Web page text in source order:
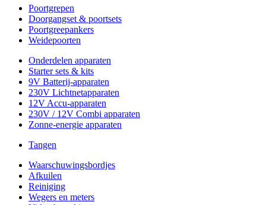
Poortgrepen
Doorgangset & poortsets
Poortgreepankers
Weidepoorten
Onderdelen apparaten
Starter sets & kits
9V Batterij-apparaten
230V Lichtnetapparaten
12V Accu-apparaten
230V / 12V Combi apparaten
Zonne-energie apparaten
Tangen
Waarschuwingsbordjes
Afkuilen
Reiniging
Wegers en meters